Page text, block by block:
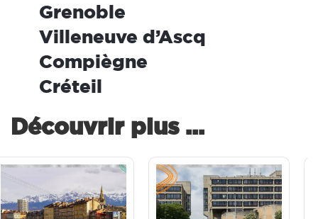
Grenoble
Villeneuve d’Ascq
Compiègne
Créteil
Découvrir plus ...